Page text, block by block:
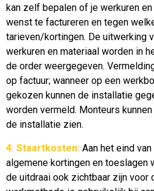
kan zelf bepalen of je werkuren
wenst te factureren en tegen
tarieven/kortingen. De uitwerking
werkuren en materiaal worden in
de order weergegeven.
op factuur; wanneer op een
gekozen kunnen de installatie
worden vermeld. Monteurs
de installatie zien.
4. Staartkosten: Aan het eind
algemene kortingen en toeslagen
de uitdraai ook zichtbaar zijn voor